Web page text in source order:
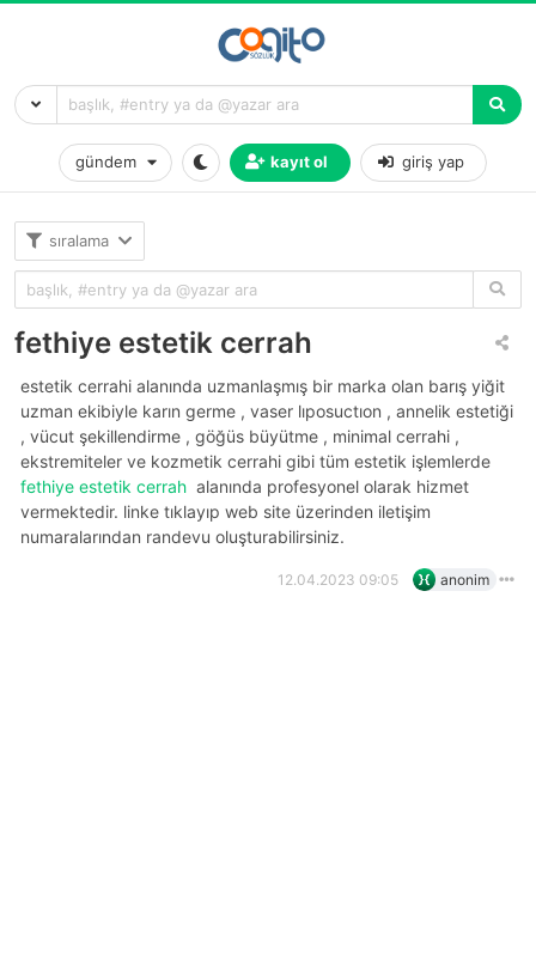
gündem kayıt ol giriş yap
sıralama
fethiye estetik cerrah
estetik cerrahi alanında uzmanlaşmış bir marka olan barış yiğit
uzman ekibiyle karın germe , vaser lıposuctıon , annelik estetiği
, vücut şekillendirme , göğüs büyütme , minimal cerrahi ,
ekstremiteler ve kozmetik cerrahi gibi tüm estetik işlemlerde
fethiye estetik cerrah alanında profesyonel olarak hizmet
vermektedir. linke tıklayıp web site üzerinden iletişim
numaralarından randevu oluşturabilirsiniz.
12.04.2023 09:05 anonim